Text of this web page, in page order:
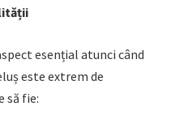
esențial atunci când
este extrem de
să fie: